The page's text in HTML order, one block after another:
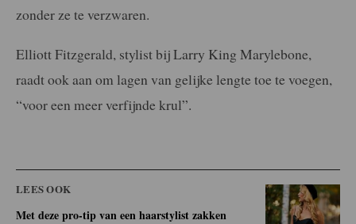
zonder ze te verzwaren.
Elliott Fitzgerald, stylist bij Larry King Marylebone,
raadt ook aan om lagen van gelijke lengte toe te voegen,
“voor een meer verfijnde krul”.
LEES OOK
Met deze pro-tip van een haarstylist zakken